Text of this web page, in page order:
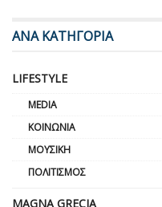
ΑΝΑ ΚΑΤΗΓΟΡΙΑ
LIFESTYLE
MEDIA
ΚΟΙΝΩΝΊΑ
ΜΟΥΣΙΚΉ
ΠΟΛΙΤΙΣΜΌΣ
MAGNA GRECIA